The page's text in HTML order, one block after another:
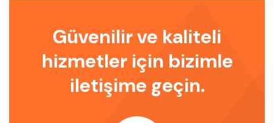
Güvenilir ve kaliteli
hizmetler için bizimle
iletişime geçin.